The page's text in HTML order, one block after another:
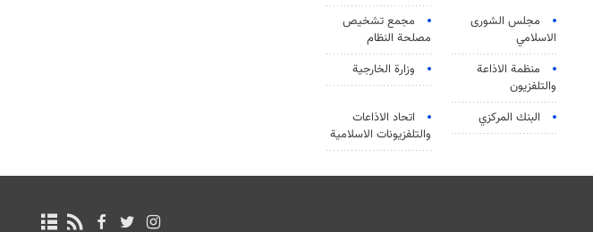
مجلس الشورى
الاسلامي
مجمع تشخيص
مصلحة النظام
منظمة الاذاعة
والتلفزیون
وزارة الخارجية
البنك المركزي
اتحاد الاذاعات
والتلفزيونات الاسلامية